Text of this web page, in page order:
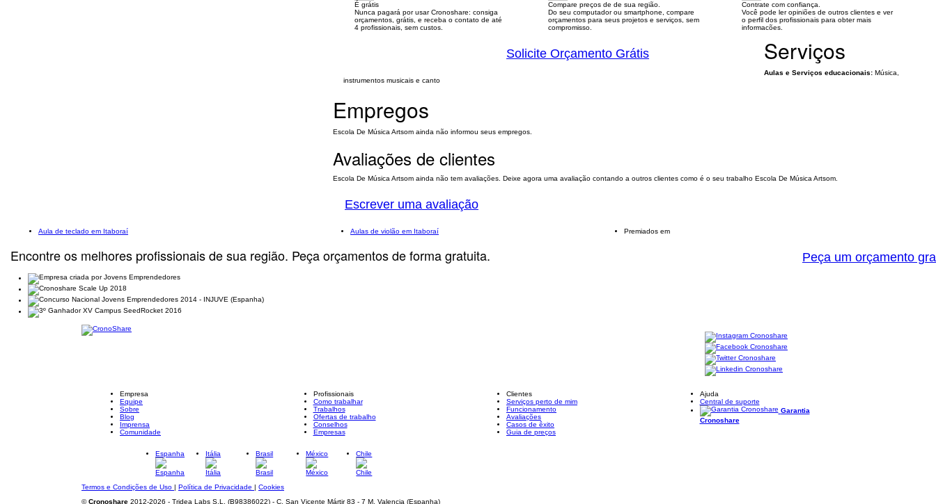
É grátis
Nunca pagará por usar Cronoshare: consiga
orçamentos, grátis, e receba o contato de até
4 profissionais, sem custos.
Compare preços de de sua região.
Do seu computador ou smartphone, compare
orçamentos para seus projetos e serviços, sem
compromisso.
Contrate com confiança.
Você pode ler opiniões de outros clientes e ver
o perfil dos profissionais para obter mais
informacões.
Solicite Orçamento Grátis Serviços
Aulas e Serviços educacionais: Música,
instrumentos musicais e canto
Empregos
Escola De Música Artsom ainda não informou seus empregos.
Avaliações de clientes
Escola De Música Artsom ainda não tem avaliações. Deixe agora uma avaliação contando a outros clientes como é o seu trabalho Escola De Música Artsom.
Escrever uma avaliação
Aula de teclado em Itaboraí Aulas de violão em Itaboraí
Encontre os melhores profissionais de sua região. Peça orçamentos de forma gratuita. Peça um orçamento
Premiados em
Empresa
Equipe
Sobre
Blog
Imprensa
Comunidade
Profissionais
Como trabalhar
Trabalhos
Ofertas de trabalho
Conselhos
Empresas
Clientes
Serviços perto de mim
Funcionamento
Avaliações
Casos de êxito
Guia de preços
Ajuda
Central de suporte
Garantia
Cronoshare
Espanha Itália Brasil México Chile
Termos e Condições de Uso | Política de Privacidade | Cookies
©Cronoshare 2012-2026 - Tridea Labs S.L. (B98386022) - C. San Vicente Mártir 83 - 7 M, Valencia (Espanha)